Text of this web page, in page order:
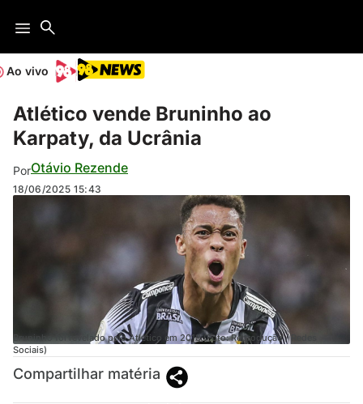
Ao vivo
Atlético vende Bruninho ao
Karpaty, da Ucrânia
PorOtávio Rezende
18/06/2025 15:43
Bruninho foi revelado pelo Atlético em 2018 (Foto: Reprodução / Redes
Sociais)
Compartilhar matéria